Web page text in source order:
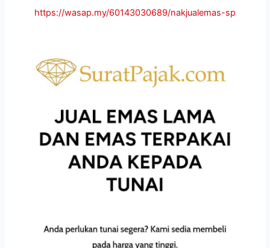
https://wasap.my/60143030689/nakjualemas-sp